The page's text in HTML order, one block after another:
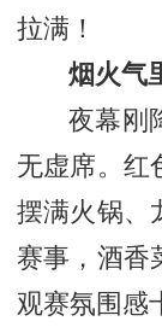
拉满！
烟火气
夜幕刚
无虚席。红
摆满火锅、
赛事，酒香
观赛氛围感